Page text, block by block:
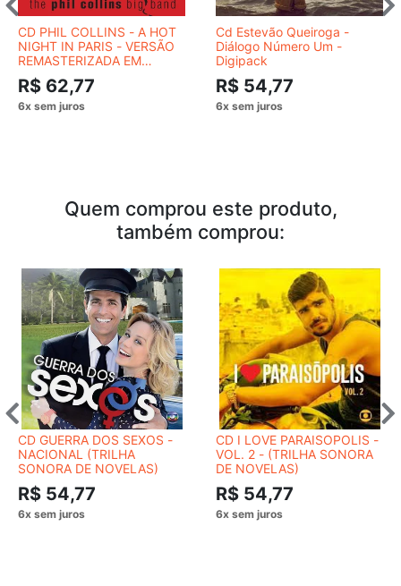
CD PHIL COLLINS - A HOT
NIGHT IN PARIS - VERSÃO
REMASTERIZADA EM
DIGIPACK
R$ 62,77
Cd Estevão Queiroga -
Diálogo Número Um -
Digipack
R$ 54,77
Quem comprou este produto,
também comprou:
CD GUERRA DOS SEXOS -
NACIONAL (TRILHA
SONORA DE NOVELAS)
R$ 54,77
CD I LOVE PARAISOPOLIS -
VOL. 2 - (TRILHA SONORA
DE NOVELAS)
R$ 54,77